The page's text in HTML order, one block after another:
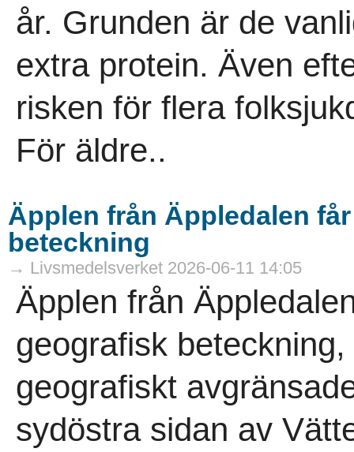
år. Grunden är de
extra protein. Även
risken för flera
För äldre..
Äpplen från Äppledalen
beteckning
→ Livsmedelsverket 2026-06-11 14:05
Äpplen från
geografisk
geografiskt
sydöstra sidan av